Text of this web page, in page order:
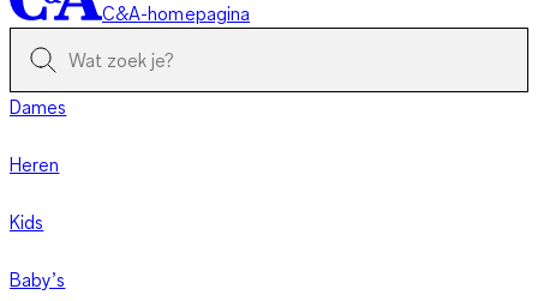
C&A-homepagina
Dames
Heren
Kids
Baby’s